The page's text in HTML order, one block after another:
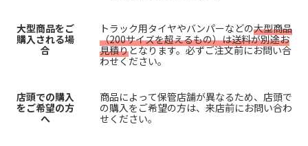
大型商品をご
購入される場
合
トラック用タイヤやバンパーなどの大型商品
（200サイズを超えるもの）は送料が別途お
見積りとなります。必ずご注文前にお問い合
わせください。
店頭での購入
をご希望の方
へ
商品によって保管店舗が異なるため、店頭で
の購入をご希望の方は、来店前にお問い合わ
せください。